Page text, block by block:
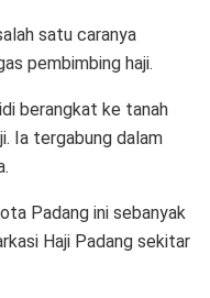
satu caranya
pembimbing haji.
berangkat ke tanah
Ia tergabung dalam
Padang ini sebanyak
Haji Padang sekitar